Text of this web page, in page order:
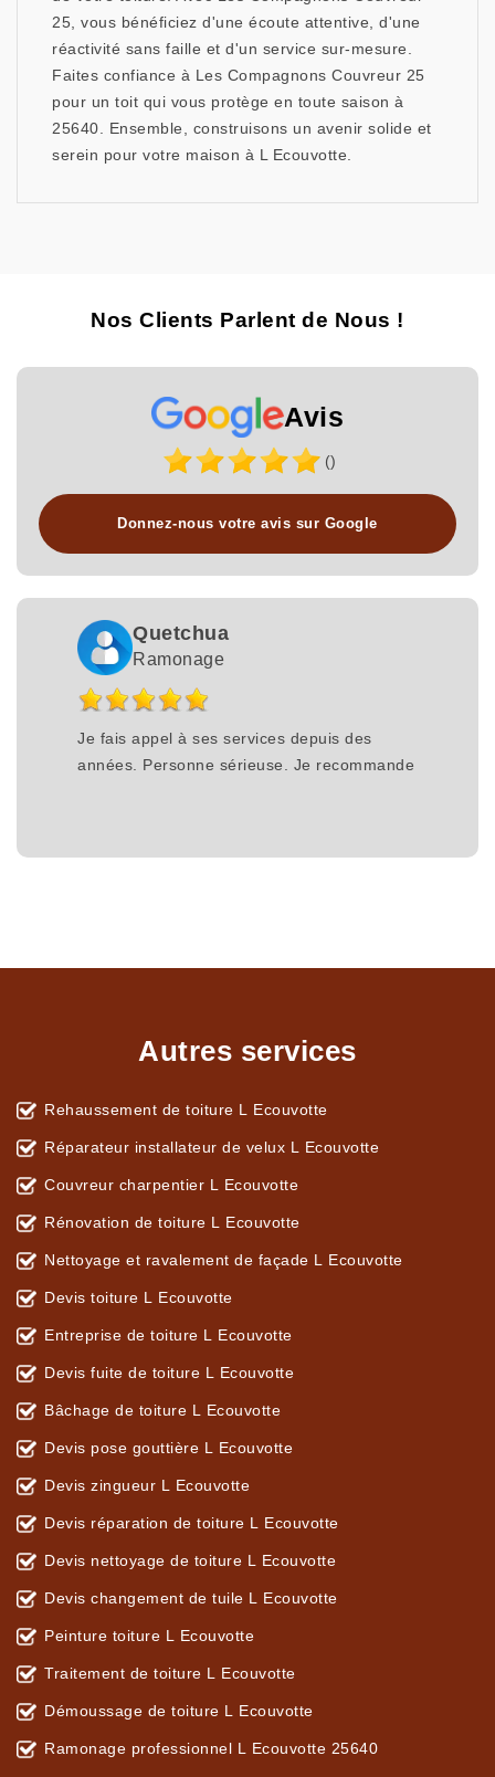
25, vous bénéficiez d'une écoute attentive, d'une
réactivité sans faille et d'un service sur-mesure.
Faites confiance à Les Compagnons Couvreur 25
pour un toit qui vous protège en toute saison à
25640. Ensemble, construisons un avenir solide et
serein pour votre maison à L Ecouvotte.
Nos Clients Parlent de Nous !
Avis
()
Donnez-nous votre avis sur Google
Quetchua
Ramonage
Je fais appel à ses services depuis des
années. Personne sérieuse. Je recommande
Autres services
Rehaussement de toiture L Ecouvotte
Réparateur installateur de velux L Ecouvotte
Couvreur charpentier L Ecouvotte
Rénovation de toiture L Ecouvotte
Nettoyage et ravalement de façade L Ecouvotte
Devis toiture L Ecouvotte
Entreprise de toiture L Ecouvotte
Devis fuite de toiture L Ecouvotte
Bâchage de toiture L Ecouvotte
Devis pose gouttière L Ecouvotte
Devis zingueur L Ecouvotte
Devis réparation de toiture L Ecouvotte
Devis nettoyage de toiture L Ecouvotte
Devis changement de tuile L Ecouvotte
Peinture toiture L Ecouvotte
Traitement de toiture L Ecouvotte
Démoussage de toiture L Ecouvotte
Ramonage professionnel L Ecouvotte 25640